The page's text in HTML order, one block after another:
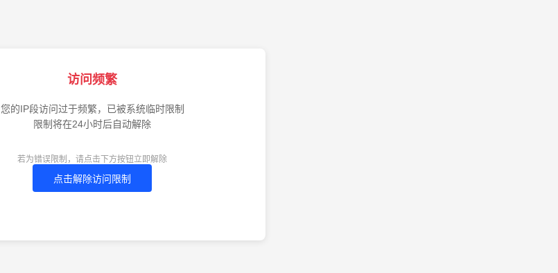
访问频繁
您的IP段访问过于频繁，已被系统临时限制
限制将在24小时后自动解除
若为错误限制，请点击下方按钮立即解除
点击解除访问限制